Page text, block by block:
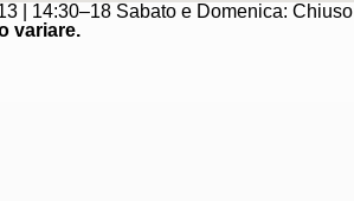
| 14:30–18 Sabato e Domenica: Chiuso
variare.